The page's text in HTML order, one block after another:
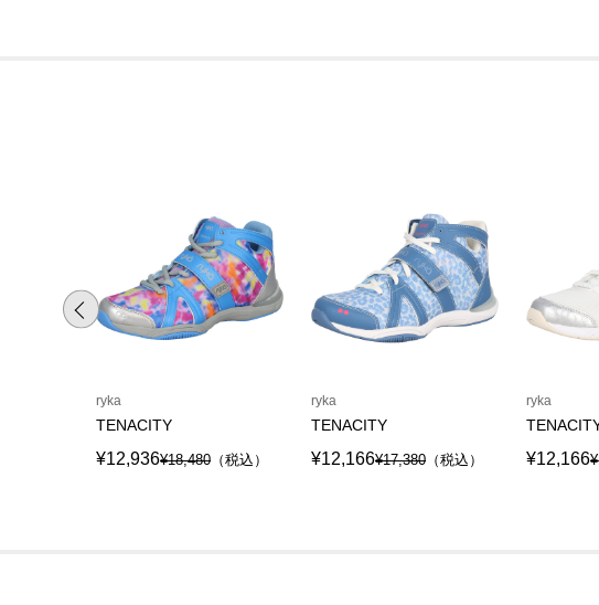
ryka
TENACITY
¥12,936¥18,480 （税込）
ryka
TENACITY
¥12,166¥17,380 （税込）
ryka
¥12,166